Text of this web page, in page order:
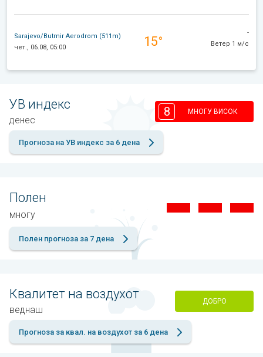
Sarajevo/Butmir Aerodrom (511m)
чет., 06.08, 05:00
15°
-
Ветер 1 м/с
УВ индекс
денес
8 МНОГУ ВИСОК
Прогноза на УВ индекс за 6 дена
Полен
многу
Полен прогноза за 7 дена
Квалитет на воздухот
веднаш
ДОБРО
Прогноза за квал. на воздухот за 6 дена